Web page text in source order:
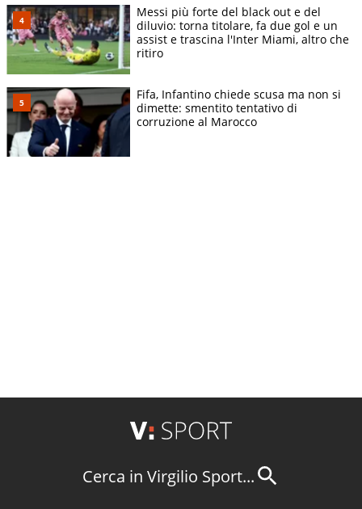
Messi più forte del black out e del
diluvio: torna titolare, fa due gol e un
assist e trascina l'Inter Miami, altro che
ritiro
Fifa, Infantino chiede scusa ma non si
dimette: smentito tentativo di
corruzione al Marocco
Cerca in Virgilio Sport...